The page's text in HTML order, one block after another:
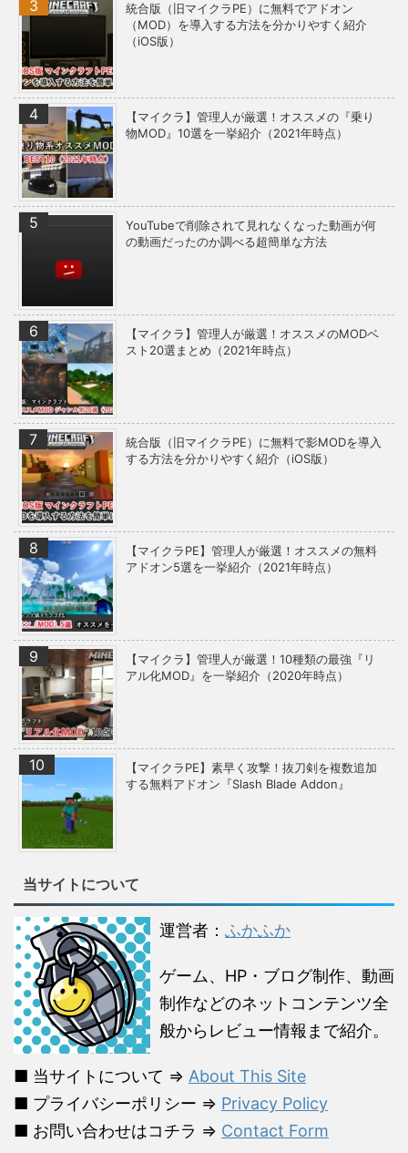
統合版（旧マイクラPE）に無料でアドオン
（MOD）を導入する方法を分かりやすく紹介
（iOS版）
【マイクラ】管理人が厳選！オススメの『乗り
物MOD』10選を一挙紹介（2021年時点）
YouTubeで削除されて見れなくなった動画が何
の動画だったのか調べる超簡単な方法
【マイクラ】管理人が厳選！オススメのMODベ
スト20選まとめ（2021年時点）
統合版（旧マイクラPE）に無料で影MODを導入
する方法を分かりやすく紹介（iOS版）
【マイクラPE】管理人が厳選！オススメの無料
アドオン5選を一挙紹介（2021年時点）
【マイクラ】管理人が厳選！10種類の最強『リ
アル化MOD』を一挙紹介（2020年時点）
【マイクラPE】素早く攻撃！抜刀剣を複数追加
する無料アドオン『Slash Blade Addon』
当サイトについて
運営者： ふかふか
ゲーム、HP・ブログ制作、動画
制作などのネットコンテンツ全
般からレビュー情報まで紹介。
■ 当サイトについて ⇒ About This Site
■ プライバシーポリシー ⇒ Privacy Policy
■ お問い合わせはコチラ ⇒ Contact Form